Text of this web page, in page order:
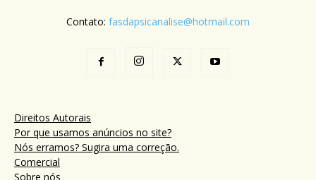
Contato: fasdapsicanalise@hotmail.com
Direitos Autorais
Por que usamos anúncios no site?
Nós erramos? Sugira uma correção.
Comercial
Sobre nós